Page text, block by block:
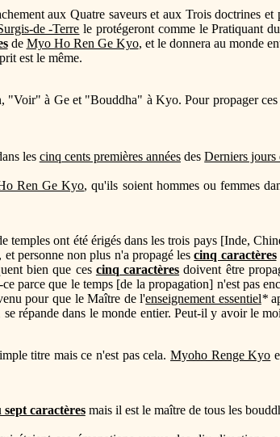
aux Quatre saveurs et aux Trois doctrines et
de -Terre le protégeront comme le Pratiquant du
de Myo Ho Ren Ge Kyo, et le donnera au monde
est le même.
"Voir" à Ge et "Bouddha" à Kyo. Pour propager
les cinq cents premières années desDerniers jours
Ren Ge Kyo, qu'ils soient hommes ou femmes
ont été érigés dans les trois pays [Inde,
, et personne non plus n'a propagé lescinq caractères
bien que ces cinq caractères doivent être
parce que le temps [de la propagation] n'est pas
pour que le Maître de l'enseignement essentiel*
se répande dans le monde entier. Peut-il y avoir le
titre mais ce n'est pas cela.Myoho Renge Kyo
sept caractèresmais il est le maître de tous les